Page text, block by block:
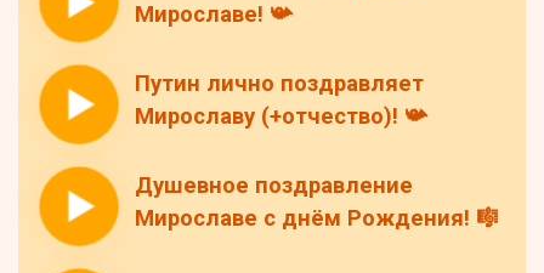
Мирославе! 📯
Путин лично поздравляет
Мирославу (+отчество)! 📯
Душевное поздравление
Мирославе с днём Рождения! 🎼